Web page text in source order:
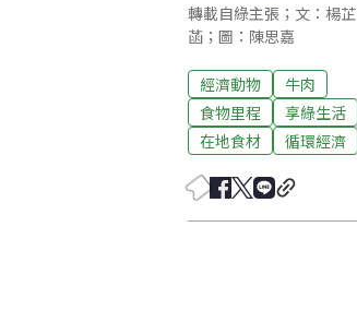
轉載自綠主張；文：楊芷
菡；圖：陳思嘉
經濟動物
牛肉
食物里程
享綠生活
在地食材
循環經濟